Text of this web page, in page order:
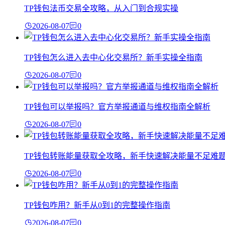
TP钱包法币交易全攻略，从入门到合规实操
2026-08-07 0
TP钱包怎么进入去中心化交易所？新手实操全指南
2026-08-07 0
TP钱包可以举报吗？官方举报通道与维权指南全解析
2026-08-07 0
TP钱包转账能量获取全攻略，新手快速解决能量不足难
2026-08-07 0
TP钱包咋用？新手从0到1的完整操作指南
2026-08-07 0